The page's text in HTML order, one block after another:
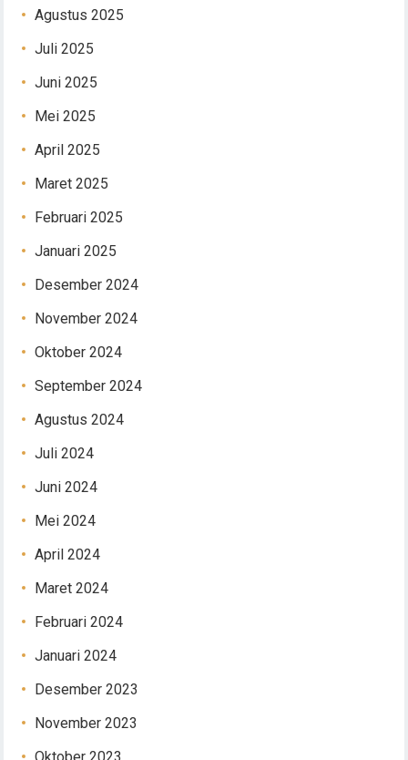
Agustus 2025
Juli 2025
Juni 2025
Mei 2025
April 2025
Maret 2025
Februari 2025
Januari 2025
Desember 2024
November 2024
Oktober 2024
September 2024
Agustus 2024
Juli 2024
Juni 2024
Mei 2024
April 2024
Maret 2024
Februari 2024
Januari 2024
Desember 2023
November 2023